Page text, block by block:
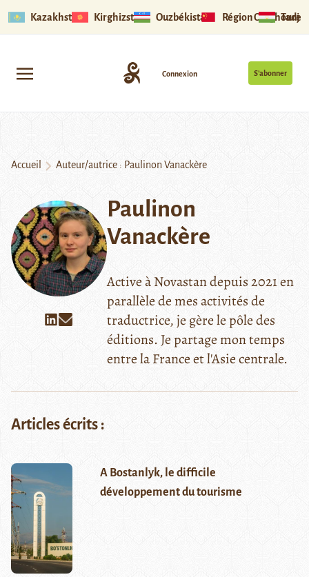
Kazakhstan Kirghizstan Ouzbékistan Région Ouïghoure
S’abonner
Connexion
Accueil Auteur/autrice : Paulinon Vanackère
Paulinon
Vanackère
Active à Novastan depuis 2021 en
parallèle de mes activités de
traductrice, je gère le pôle des
éditions. Je partage mon temps
entre la France et l'Asie centrale.
Articles écrits :
A Bostanlyk, le difficile
développement du tourisme